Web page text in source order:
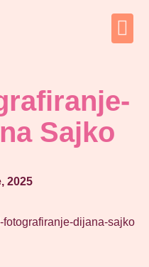
Sajko
2025